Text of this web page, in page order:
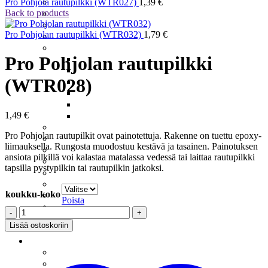
Moppiperhot
Pintaperhot
Putkiperhot
Ampiainen
Järvikatkat – Scuds
Koskikorento
Päiväkorento
Spuddlerit
Squirmyt
Streamerit Ja Zonkkerit
Sumariperhot
Tenon Suurlohiperhot
Tinselit
Uppoperhot
Wanhat Suomalaiset
Perukkeet
Järvikatkat
Pro Pohjola rautupilkki (WTR027) 1,39 €
Back to products
Pro Pohjolan rautupilkki (WTR032) 1,79 €
Pro Pohjolan rautupilkki
(WTR028)
1,49 €
Pro Pohjolan rautupilkit ovat painotettuja. Rakenne on tuettu epoxy-
liimauksella. Rungosta muodostuu kestävä ja tasainen. Painotuksen
ansiota pilkillä voi kalastaa matalassa vedessä tai laittaa rautupilkki
tapsilla pystypilkin tai rautupilkin jatkoksi.
koukku-koko
Poista
Pro
Pohjolan
rautupilkki
(WTR028)
Lisää ostoskoriin